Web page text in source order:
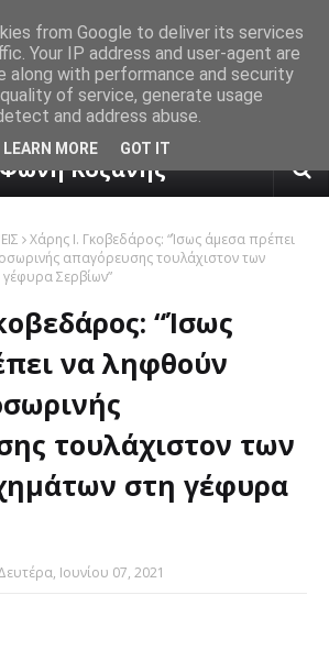
πρόγνωση καιρού από το
Φωνή Κοζάνης
Χάρης Ι. Γκοβεδάρος: “Ίσως άμεσα πρέπει
απαγόρευσης τουλάχιστον των
Σερβίων”
“Ίσως
να ληφθούν
τουλάχιστον των
στη γέφυρα
Ιουνίου 07, 2021
from Google to deliver its services
Your IP address and user-agent are
along with performance and security
of service, generate usage
and address abuse.
LEARN MORE GOT IT